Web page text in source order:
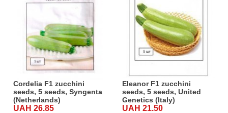
Cordelia F1 zucchini
seeds, 5 seeds, Syngenta
(Netherlands)
UAH 26.85
Eleanor F1 zucchini
seeds, 5 seeds, United
Genetics (Italy)
UAH 21.50